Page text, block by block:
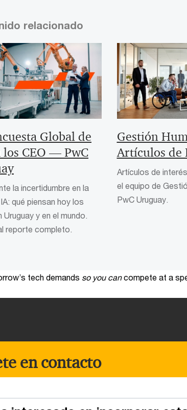
relacionado
Global de
los CEO — PwC
la incertidumbre en la
qué piensan hoy los
Uruguay y en el mundo.
reporte completo.
Gestión
Artículos de
Artículos de
el equipo de
PwC Uruguay.
tech demands so you can compete at a
en contacto